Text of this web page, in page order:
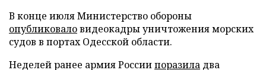
В конце июля Министерство обороны
опубликоваловидеокадры уничтожения морских
судов в портах Одесской области.
Неделей ранее армия Россиипоразила два